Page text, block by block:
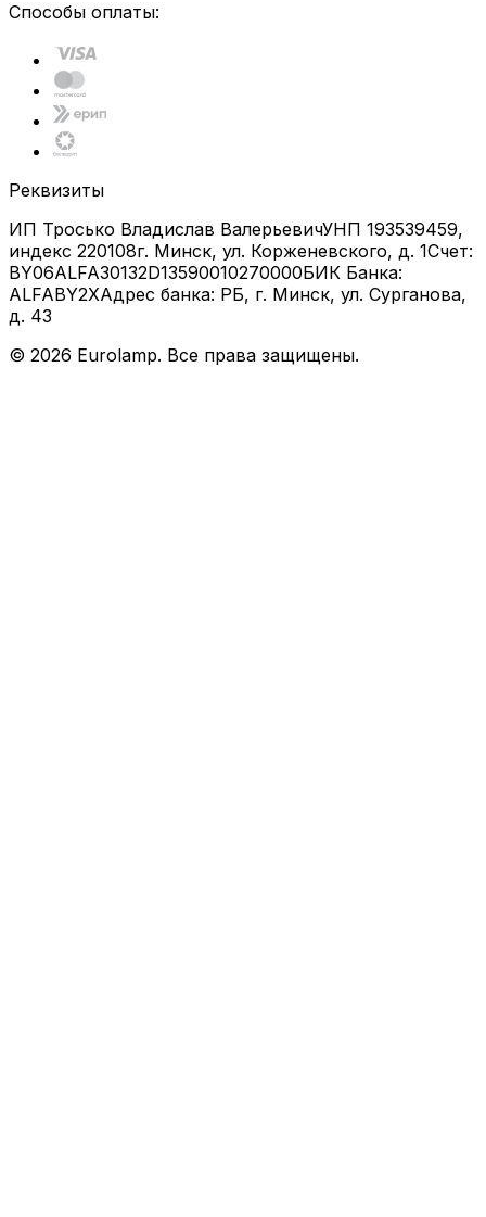
Способы оплаты:
Реквизиты
ИП Тросько Владислав ВалерьевичУНП 193539459,
индекс 220108г. Минск, ул. Корженевского, д. 1Счет:
BY06ALFA30132D13590010270000БИК Банка:
ALFABY2XАдрес банка: РБ, г. Минск, ул. Сурганова,
д. 43
© 2026 Eurolamp. Все права защищены.